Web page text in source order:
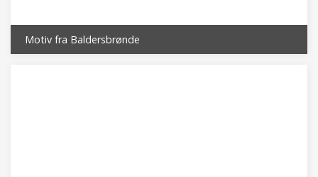
Motiv fra Baldersbrønde